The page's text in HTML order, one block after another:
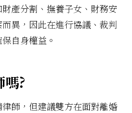
產分割、撫養子女、財務安
異，因此在進行協議、裁判
自身權益。
?
師，但建議雙方在面對離婚